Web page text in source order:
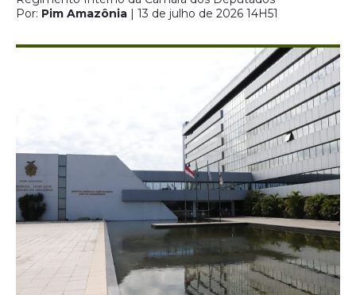
Por: Pim Amazônia | 13 de julho de 2026 14H51